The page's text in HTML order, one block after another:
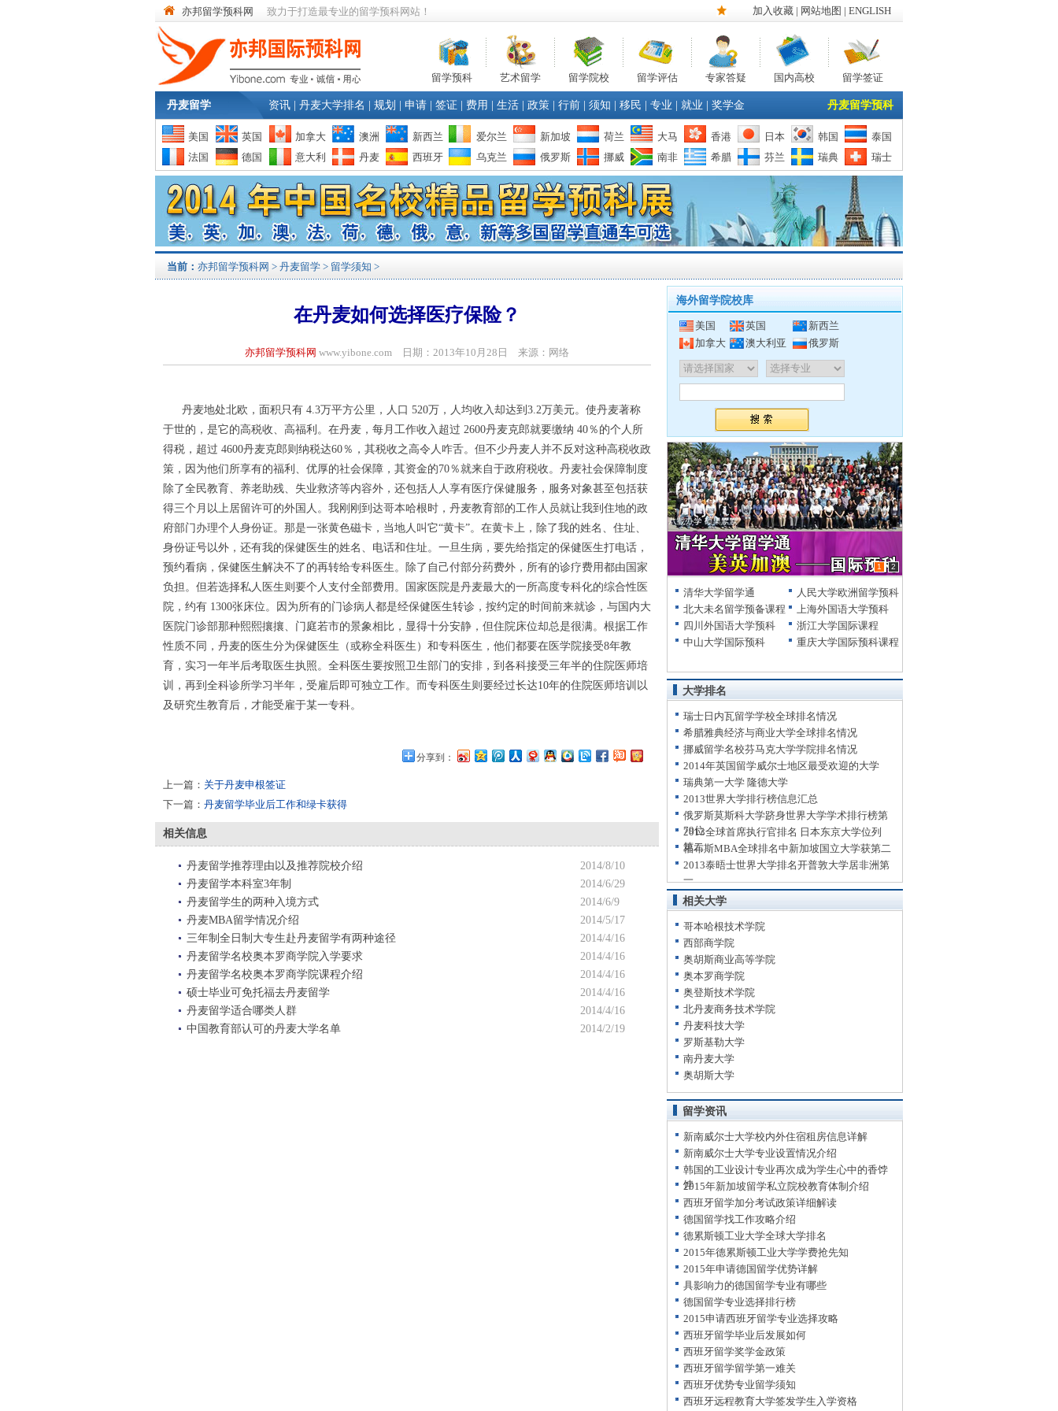
亦邦留学预科网 致力于打造最专业的留学预科网站！ 加入收藏 | 网站地图 | ENGLISH
留学预科 艺术留学 留学院校 留学评估 专家答疑 国内高校 留学签证
丹麦留学 资讯 丹麦大学排名 规划 申请 签证 费用 生活 政策 行前 须知 移民 专业 就业 奖学金 丹麦留学预科
美国 英国 加拿大 澳洲 新西兰 爱尔兰 新加坡 荷兰 大马 香港 日本 韩国
泰国
法国
德国 意大利 丹麦 西班牙 乌克兰 俄罗斯 挪威 南非 希腊 芬兰 瑞典 瑞士
当前： 亦邦留学预科网 > 丹麦留学 > 留学须知 >
在丹麦如何选择医疗保险？
亦邦留学预科网 www.yibone.com 日期：2013年10月28日 来源：网络
丹麦地处北欧，面积只有 4.3万平方公里，人口 520万，人均收入却达到3.2万美元。使丹麦著称
于世的，是它的高税收、高福利。在丹麦，每月工作收入超过 2600丹麦克郎就要缴纳 40％的个人所
得税，超过 4600丹麦克郎则纳税达60％，其税收之高令人咋舌。但不少丹麦人并不反对这种高税收政
策，因为他们所享有的福利、优厚的社会保障，其资金的70％就来自于政府税收。丹麦社会保障制度
除了全民教育、养老助残、失业救济等内容外，还包括人人享有医疗保健服务，服务对象甚至包括获
得三个月以上居留许可的外国人。我刚刚到达哥本哈根时，丹麦教育部的工作人员就让我到住地的政
府部门办理个人身份证。那是一张黄色磁卡，当地人叫它“黄卡”。在黄卡上，除了我的姓名、住址、
身份证号以外，还有我的保健医生的姓名、电话和住址。一旦生病，要先给指定的保健医生打电话，
预约看病，保健医生解决不了的再转给专科医生。除了自己付部分药费外，所有的诊疗费用都由国家
负担。但若选择私人医生则要个人支付全部费用。国家医院是丹麦最大的一所高度专科化的综合性医
院，约有 1300张床位。因为所有的门诊病人都是经保健医生转诊，按约定的时间前来就诊，与国内大
医院门诊部那种熙熙攘攘、门庭若市的景象相比，显得十分安静，但住院床位却总是很满。根据工作
性质不同，丹麦的医生分为保健医生（或称全科医生）和专科医生，他们都要在医学院接受8年教
育，实习一年半后考取医生执照。全科医生要按照卫生部门的安排，到各科接受三年半的住院医师培
训，再到全科诊所学习半年，受雇后即可独立工作。而专科医生则要经过长达10年的住院医师培训以
及研究生教育后，才能受雇于某一专科。
分享到：
上一篇： 关于丹麦申根签证
下一篇： 丹麦留学毕业后工作和绿卡获得
相关信息
2014/8/10
丹麦留学推荐理由以及推荐院校介绍
2014/6/29
丹麦留学本科室3年制
2014/6/9
丹麦留学生的两种入境方式
2014/5/17
丹麦MBA留学情况介绍
2014/4/16
三年制全日制大专生赴丹麦留学有两种途径
2014/4/16
丹麦留学名校奥本罗商学院入学要求
2014/4/16
丹麦留学名校奥本罗商学院课程介绍
2014/4/16
硕士毕业可免托福去丹麦留学
2014/4/16
丹麦留学适合哪类人群
2014/2/19
中国教育部认可的丹麦大学名单
海外留学院校库
美国 英国
新西兰
加拿大
澳大利亚 俄罗斯
1 2
清华大学留学通
人民大学欧洲留学预科
北大未名留学预备课程
上海外国语大学预科
四川外国语大学预科
浙江大学国际课程
中山大学国际预科
重庆大学国际预科课程
大学排名
瑞士日内瓦留学学校全球排名情况
希腊雅典经济与商业大学全球排名情况
挪威留学名校芬马克大学学院排名情况
2014年英国留学威尔士地区最受欢迎的大学
瑞典第一大学 隆德大学
2013世界大学排行榜信息汇总
俄罗斯莫斯科大学跻身世界大学学术排行榜第
79位
2013全球首席执行官排名 日本东京大学位列
第二
福布斯MBA全球排名中新加坡国立大学获第二
2013泰晤士世界大学排名开普敦大学居非洲第
一
相关大学
哥本哈根技术学院
西部商学院
奥胡斯商业高等学院
奥本罗商学院
奥登斯技术学院
北丹麦商务技术学院
丹麦科技大学
罗斯基勒大学
南丹麦大学
奥胡斯大学
留学资讯
新南威尔士大学校内外住宿租房信息详解
新南威尔士大学专业设置情况介绍
韩国的工业设计专业再次成为学生心中的香饽
饽
2015年新加坡留学私立院校教育体制介绍
西班牙留学加分考试政策详细解读
德国留学找工作攻略介绍
德累斯顿工业大学全球大学排名
2015年德累斯顿工业大学学费抢先知
2015年申请德国留学优势详解
具影响力的德国留学专业有哪些
德国留学专业选择排行榜
2015申请西班牙留学专业选择攻略
西班牙留学毕业后发展如何
西班牙留学奖学金政策
西班牙留学留学第一难关
西班牙优势专业留学须知
西班牙远程教育大学签发学生入学资格